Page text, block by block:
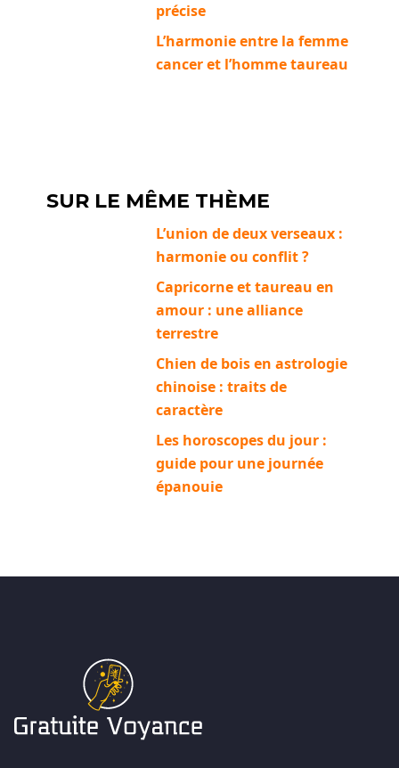
précise
L’harmonie entre la femme
cancer et l’homme taureau
SUR LE MÊME THÈME
L’union de deux verseaux :
harmonie ou conflit ?
Capricorne et taureau en
amour : une alliance
terrestre
Chien de bois en astrologie
chinoise : traits de
caractère
Les horoscopes du jour :
guide pour une journée
épanouie